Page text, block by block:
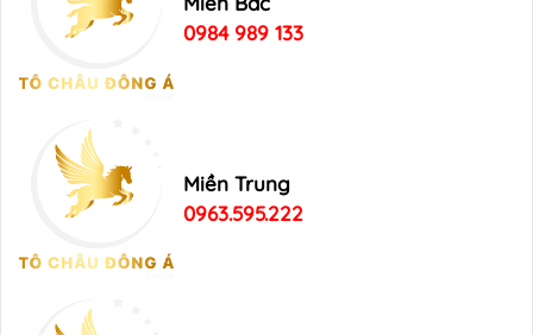
0984 989 133
Miền Trung
0963.595.222